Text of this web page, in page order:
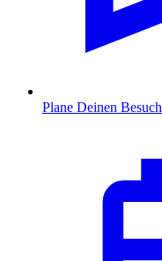
Plane Deinen Besuch